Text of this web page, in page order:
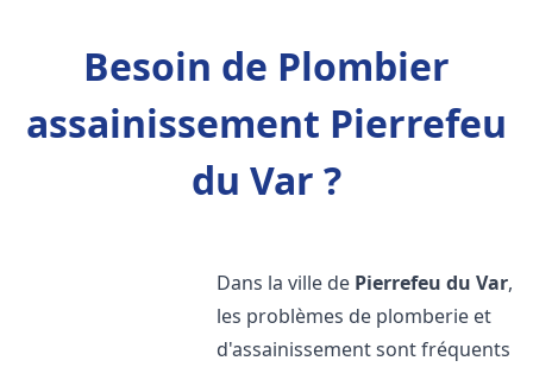
Besoin de Plombier
assainissement Pierrefeu
du Var ?
Dans la ville de Pierrefeu du Var,
les problèmes de plomberie et
d'assainissement sont fréquents